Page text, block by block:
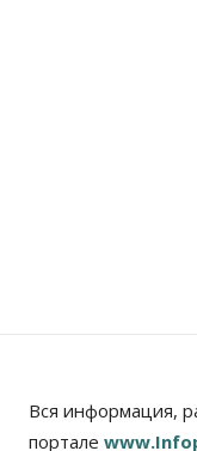
Вся информация,
портале